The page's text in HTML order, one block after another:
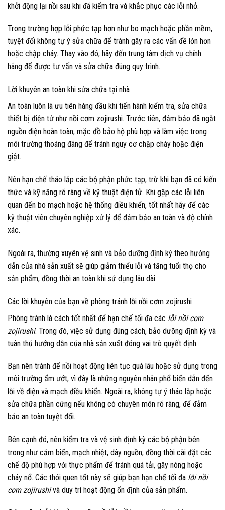
khởi động lại nồi sau khi đã kiểm tra và khắc phục các lỗi nhỏ.
Trong trường hợp lỗi phức tạp hơn như bo mạch hoặc phần mềm,
tuyệt đối không tự ý sửa chữa để tránh gây ra các vấn đề lớn hơn
hoặc chập cháy. Thay vào đó, hãy đến trung tâm dịch vụ chính
hãng để được tư vấn và sửa chữa đúng quy trình.
Lời khuyên an toàn khi sửa chữa tại nhà
An toàn luôn là ưu tiên hàng đầu khi tiến hành kiểm tra, sửa chữa
thiết bị điện tử như nồi cơm zojirushi. Trước tiên, đảm bảo đã ngắt
nguồn điện hoàn toàn, mặc đồ bảo hộ phù hợp và làm việc trong
môi trường thoáng đãng để tránh nguy cơ chập cháy hoặc điện
giật.
Nên hạn chế tháo lắp các bộ phận phức tạp, trừ khi bạn đã có kiến
thức và kỹ năng rõ ràng về kỹ thuật điện tử. Khi gặp các lỗi liên
quan đến bo mạch hoặc hệ thống điều khiển, tốt nhất hãy để các
kỹ thuật viên chuyên nghiệp xử lý để đảm bảo an toàn và độ chính
xác.
Ngoài ra, thường xuyên vệ sinh và bảo dưỡng định kỳ theo hướng
dẫn của nhà sản xuất sẽ giúp giảm thiểu lỗi và tăng tuổi thọ cho
sản phẩm, đồng thời an toàn khi sử dụng lâu dài.
Các lời khuyên của bạn về phòng tránh lỗi nồi cơm zojirushi
Phòng tránh là cách tốt nhất để hạn chế tối đa các lỗi nồi cơm
zojirushi. Trong đó, việc sử dụng đúng cách, bảo dưỡng định kỳ và
tuân thủ hướng dẫn của nhà sản xuất đóng vai trò quyết định.
Bạn nên tránh để nồi hoạt động liên tục quá lâu hoặc sử dụng trong
môi trường ẩm ướt, vì đây là những nguyên nhân phổ biến dẫn đến
lỗi về điện và mạch điều khiển. Ngoài ra, không tự ý tháo lắp hoặc
sửa chữa phần cứng nếu không có chuyên môn rõ ràng, để đảm
bảo an toàn tuyệt đối.
Bên cạnh đó, nên kiểm tra và vệ sinh định kỳ các bộ phận bên
trong như cảm biến, mạch nhiệt, dây nguồn; đồng thời cài đặt các
chế độ phù hợp với thực phẩm để tránh quá tải, gây nóng hoặc
cháy nổ. Các thói quen tốt này sẽ giúp bạn hạn chế tối đa lỗi nồi
cơm zojirushivà duy trì hoạt động ổn định của sản phẩm.